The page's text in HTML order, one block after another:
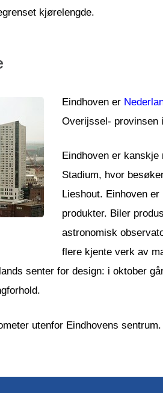
kjørelengde.
Eindhoven er
Overijssel- provinsen
Eindhoven er
Stadium, hvor
Lieshout. Einhoven
produkter. Biler
astronomisk
flere kjente verk av
senter for design: i oktober
utenfor Eindhovens sentrum.